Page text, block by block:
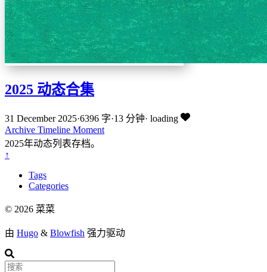
2025 动态合集
31 December 2025·6396 字·13 分钟· loading
Archive Timeline Moment
2025年动态列表存档。
↑
Tags
Categories
© 2026 菜菜
由 Hugo & Blowfish 强力驱动